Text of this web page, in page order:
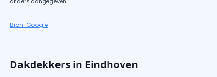
anders aangegeven.
Bron: Google
Dakdekkers in Eindhoven